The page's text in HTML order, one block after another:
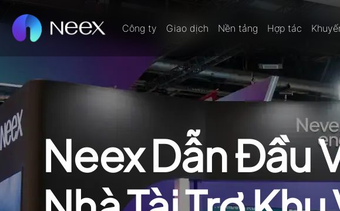
Công ty Giao dịch Nền tảng Hợp tác
Neex Dẫn Đầu